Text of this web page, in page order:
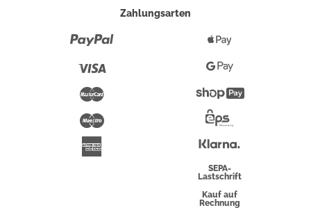
Zahlungsarten
Maestro
Pay
Google
Pay
Überweisung
SEPA-
Lastschrift
Kauf auf
Rechnung